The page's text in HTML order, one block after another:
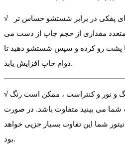
√ برخی از چاپ ها مانند چاپ های پفکی در برابر شستشو حساس تر
مقداری از حجم چاپ از دست می
پشت رو کرده و سپس شستشو دهید تا
دوام چاپ افزایش یابد.
√ به دلیل تفاوت مانیتور ها در رنگ و نور و کنتراست ، ممکن است رنگ
شما می بینید متفاوت باشد. در صورت
شما این تفاوت بسیار جزیی خواهد
بود.